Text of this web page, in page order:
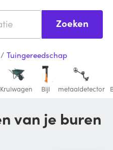
Zoeken
/ Tuingereedschap
Kruiwagen Bijl metaaldetector